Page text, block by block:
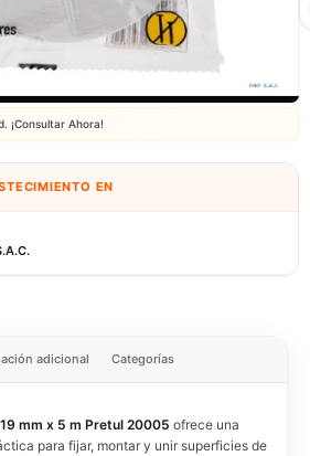
¡Consultar Ahora!
EN
adicional Categorías
mm x 5 m Pretul 20005 ofrece una
para fijar, montar y unir superficies de